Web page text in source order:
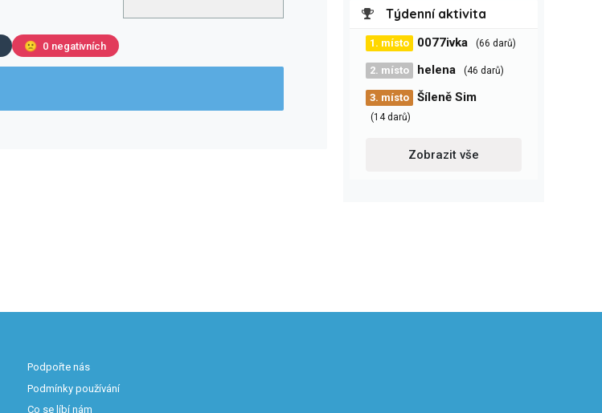
Týdenní aktivita
1. místo 0077ivka (66 darů)
2. místo helena (46 darů)
3. místo Šíleně Sim
(14 darů)
Zobrazit vše
🙁 0 negativních
Podpořte nás
Podmínky používání
Co se líbí nám